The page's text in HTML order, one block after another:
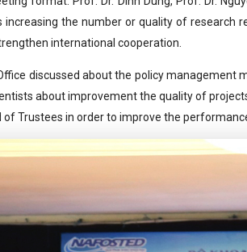
the number or quality of research
international cooperation.
discussed about the policy management
about improvement the quality of projects
Trustees in order to improve the